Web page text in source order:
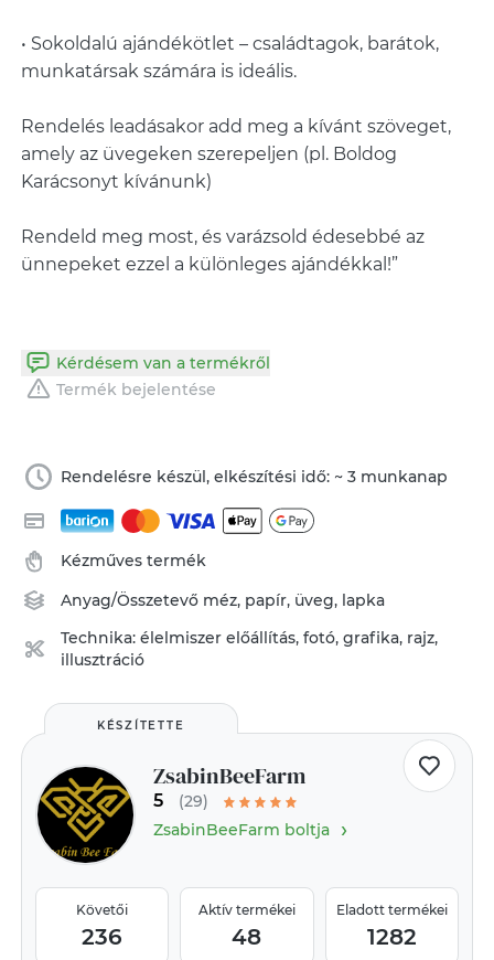
• Sokoldalú ajándékötlet – családtagok, barátok,
munkatársak számára is ideális.
Rendelés leadásakor add meg a kívánt szöveget,
amely az üvegeken szerepeljen (pl. Boldog
Karácsonyt kívánunk)
Rendeld meg most, és varázsold édesebbé az
ünnepeket ezzel a különleges ajándékkal!”
Kérdésem van a termékről
Termék bejelentése
Rendelésre készül, elkészítési idő: ~ 3 munkanap
Kézműves termék
Anyag/Összetevő méz, papír, üveg, lapka
Technika:élelmiszer előállítás,fotó, grafika, rajz,
illusztráció
KÉSZÍTETTE
ZsabinBeeFarm
5
(29)
ZsabinBeeFarm boltja›
Követői
236
Aktív termékei
48
Eladott termékei
1282